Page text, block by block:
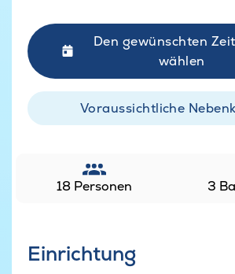
Den gewünschten
wählen
Voraussichtliche
18 Personen 3
Einrichtung